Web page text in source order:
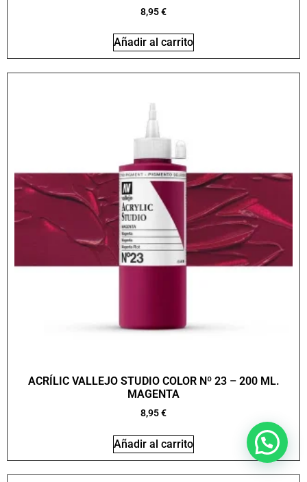
8,95€
Añadir al carrito
ACRÍLIC VALLEJO STUDIO COLOR Nº 23 – 200 ML.
MAGENTA
8,95€
Añadir al carrito